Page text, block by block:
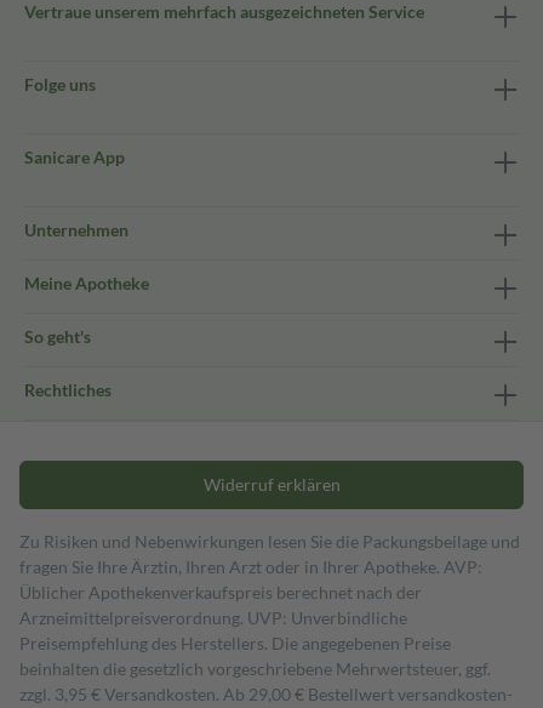
Vertraue unserem mehrfach ausgezeichneten Service
Folge uns
Sanicare App
Unternehmen
Meine Apotheke
So geht's
Rechtliches
Widerruf erklären
Zu Risiken und Nebenwirkungen lesen Sie die Packungsbeilage und
fragen Sie Ihre Ärztin, Ihren Arzt oder in Ihrer Apotheke. AVP:
Üblicher Apothekenverkaufspreis berechnet nach der
Arzneimittelpreisverordnung. UVP: Unverbindliche
Preisempfehlung des Herstellers. Die angegebenen Preise
beinhalten die gesetzlich vorgeschriebene Mehrwertsteuer, ggf.
zzgl. 3,95 € Versandkosten. Ab 29,00 € Bestell­wert versand­kosten­